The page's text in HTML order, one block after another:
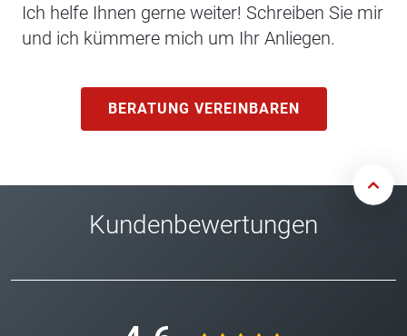
Ich helfe Ihnen gerne weiter! Schreiben Sie mir
und ich kümmere mich um Ihr Anliegen.
BERATUNG VEREINBAREN
Kundenbewertungen